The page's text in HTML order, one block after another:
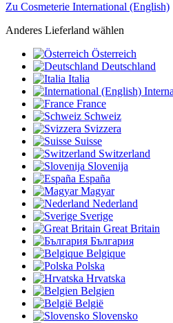
Zu Cosmeterie International (English)
Anderes Lieferland wählen
Österreich
Deutschland
Italia
France
Schweiz
Svizzera
Suisse
Switzerland
Slovenija
España
Magyar
Nederland
Sverige
Great Britain
България
Belgique
Polska
Hrvatska
Belgien
België
Slovensko